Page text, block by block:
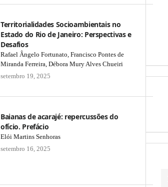
Territorialidades Socioambientais no
Estado do Rio de Janeiro: Perspectivas e
Desafios
Rafael Ângelo Fortunato, Francisco Pontes de
Miranda Ferreira, Débora Mury Alves Chueiri
setembro 19, 2025
Baianas de acarajé: repercussões do
ofício. Prefácio
Elói Martins Senhoras
setembro 16, 2025